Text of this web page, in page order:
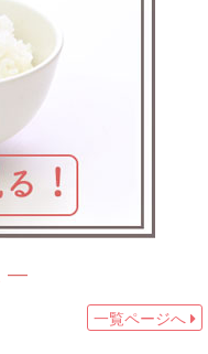
一覧ページへ